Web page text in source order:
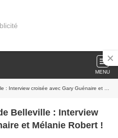
MENU
croisée avec Gary Guénaire et Mélanie Robert !
Belleville : Interview
et Mélanie Robert !